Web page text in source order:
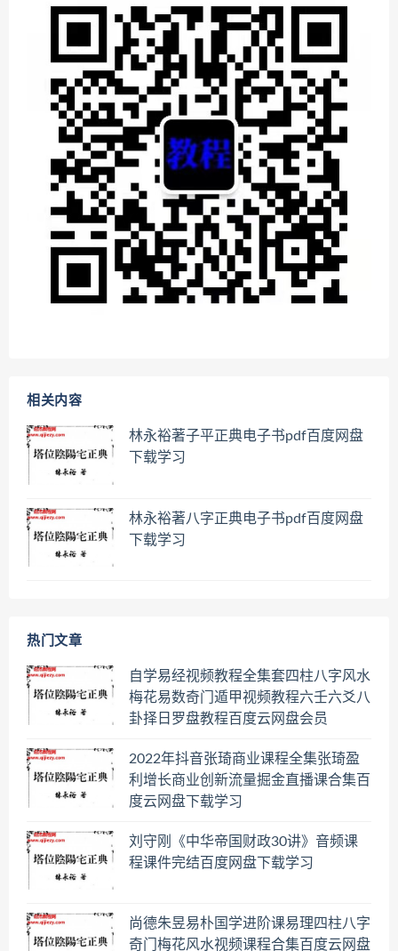
相关内容
林永裕著子平正典电子书pdf百度网盘
下载学习
林永裕著八字正典电子书pdf百度网盘
下载学习
热门文章
自学易经视频教程全集套四柱八字风水
梅花易数奇门遁甲视频教程六壬六爻八
卦择日罗盘教程百度云网盘会员
2022年抖音张琦商业课程全集张琦盈
利增长商业创新流量掘金直播课合集百
度云网盘下载学习
刘守刚《中华帝国财政30讲》音频课
程课件完结百度网盘下载学习
尚德朱昱易朴国学进阶课易理四柱八字
奇门梅花风水视频课程合集百度云网盘